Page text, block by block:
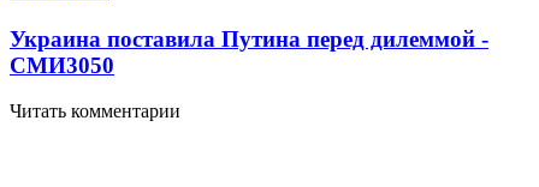
Украина поставила Путина перед дилеммой -
СМИ3050
Читать комментарии